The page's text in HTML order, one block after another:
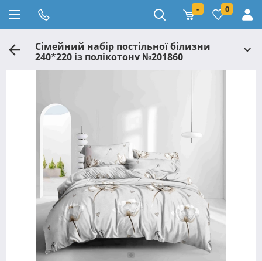
- 0
Сімейний набір постільної білизни
240*220 із полікотону №201860
Черешенька™